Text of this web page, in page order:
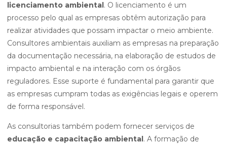
licenciamento ambiental. O licenciamento é um
processo pelo qual as empresas obtêm autorização para
realizar atividades que possam impactar o meio ambiente.
Consultores ambientais auxiliam as empresas na preparação
da documentação necessária, na elaboração de estudos de
impacto ambiental e na interação com os órgãos
reguladores. Esse suporte é fundamental para garantir que
as empresas cumpram todas as exigências legais e operem
de forma responsável.
As consultorias também podem fornecer serviços de
educação e capacitação ambiental. A formação de